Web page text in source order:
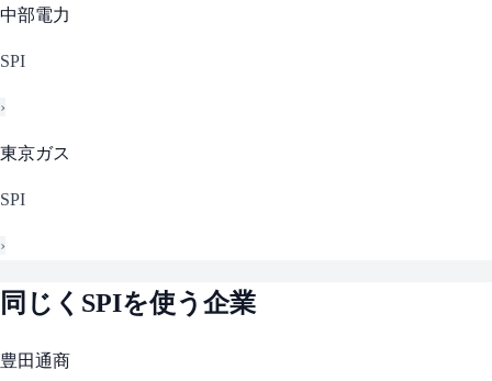
中部電力
SPI
›
東京ガス
SPI
›
同じく SPIを使う企業
豊田通商